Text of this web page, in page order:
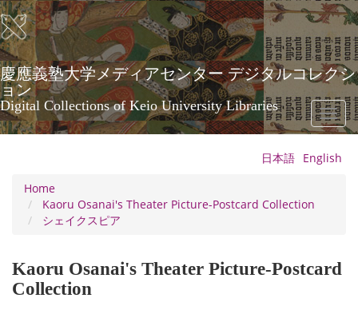
Skip
to
main
content
慶應義塾大学メディアセンター デジタルコレクシ
ョン
Digital Collections of Keio University Libraries
Toggle
日本語 English
Home
Kaoru Osanai's Theater Picture-Postcard Collection
シェイクスピア
Kaoru Osanai's Theater Picture-Postcard
Collection